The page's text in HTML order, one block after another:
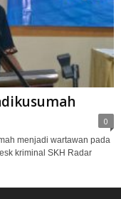
0
menjadi wartawan pada
kriminal SKH Radar